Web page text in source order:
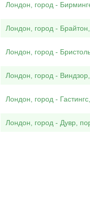
Лондон, город -
Лондон, город -
Лондон, город -
Лондон, город -
Лондон, город -
Лондон, город - Дувр,